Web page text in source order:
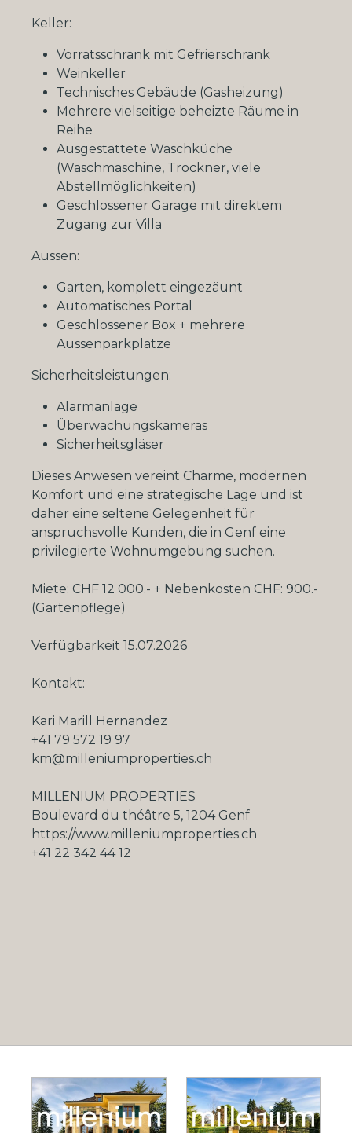
Keller:
Vorratsschrank mit Gefrierschrank
Weinkeller
Technisches Gebäude (Gasheizung)
Mehrere vielseitige beheizte Räume in
Reihe
Ausgestattete Waschküche
(Waschmaschine, Trockner, viele
Abstellmöglichkeiten)
Geschlossener Garage mit direktem
Zugang zur Villa
Aussen:
Garten, komplett eingezäunt
Automatisches Portal
Geschlossener Box + mehrere
Aussenparkplätze
Sicherheitsleistungen:
Alarmanlage
Überwachungskameras
Sicherheitsgläser
Dieses Anwesen vereint Charme, modernen
Komfort und eine strategische Lage und ist
daher eine seltene Gelegenheit für
anspruchsvolle Kunden, die in Genf eine
privilegierte Wohnumgebung suchen.
Miete: CHF 12 000.- + Nebenkosten CHF: 900.-
(Gartenpflege)
Verfügbarkeit 15.07.2026
Kontakt:
Kari Marill Hernandez
+41 79 572 19 97
km@milleniumproperties.ch
MILLENIUM PROPERTIES
Boulevard du théâtre 5, 1204 Genf
https://www.milleniumproperties.ch
+41 22 342 44 12